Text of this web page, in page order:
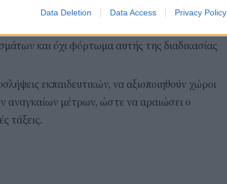
Data Deletion Data Access Privacy Policy
δωρεάν, μαζικά και επαναλαμβανόμενα τεστ
και μαθητές και να ληφθούν μέτρα «για την
και όχι φόρτωμα αυτής της διαδικασίας
εκπαιδευτικών, να αξιοποιηθούν χώροι
αναγκαίων μέτρων, ώστε να αραιώσει ο
τάξεις.